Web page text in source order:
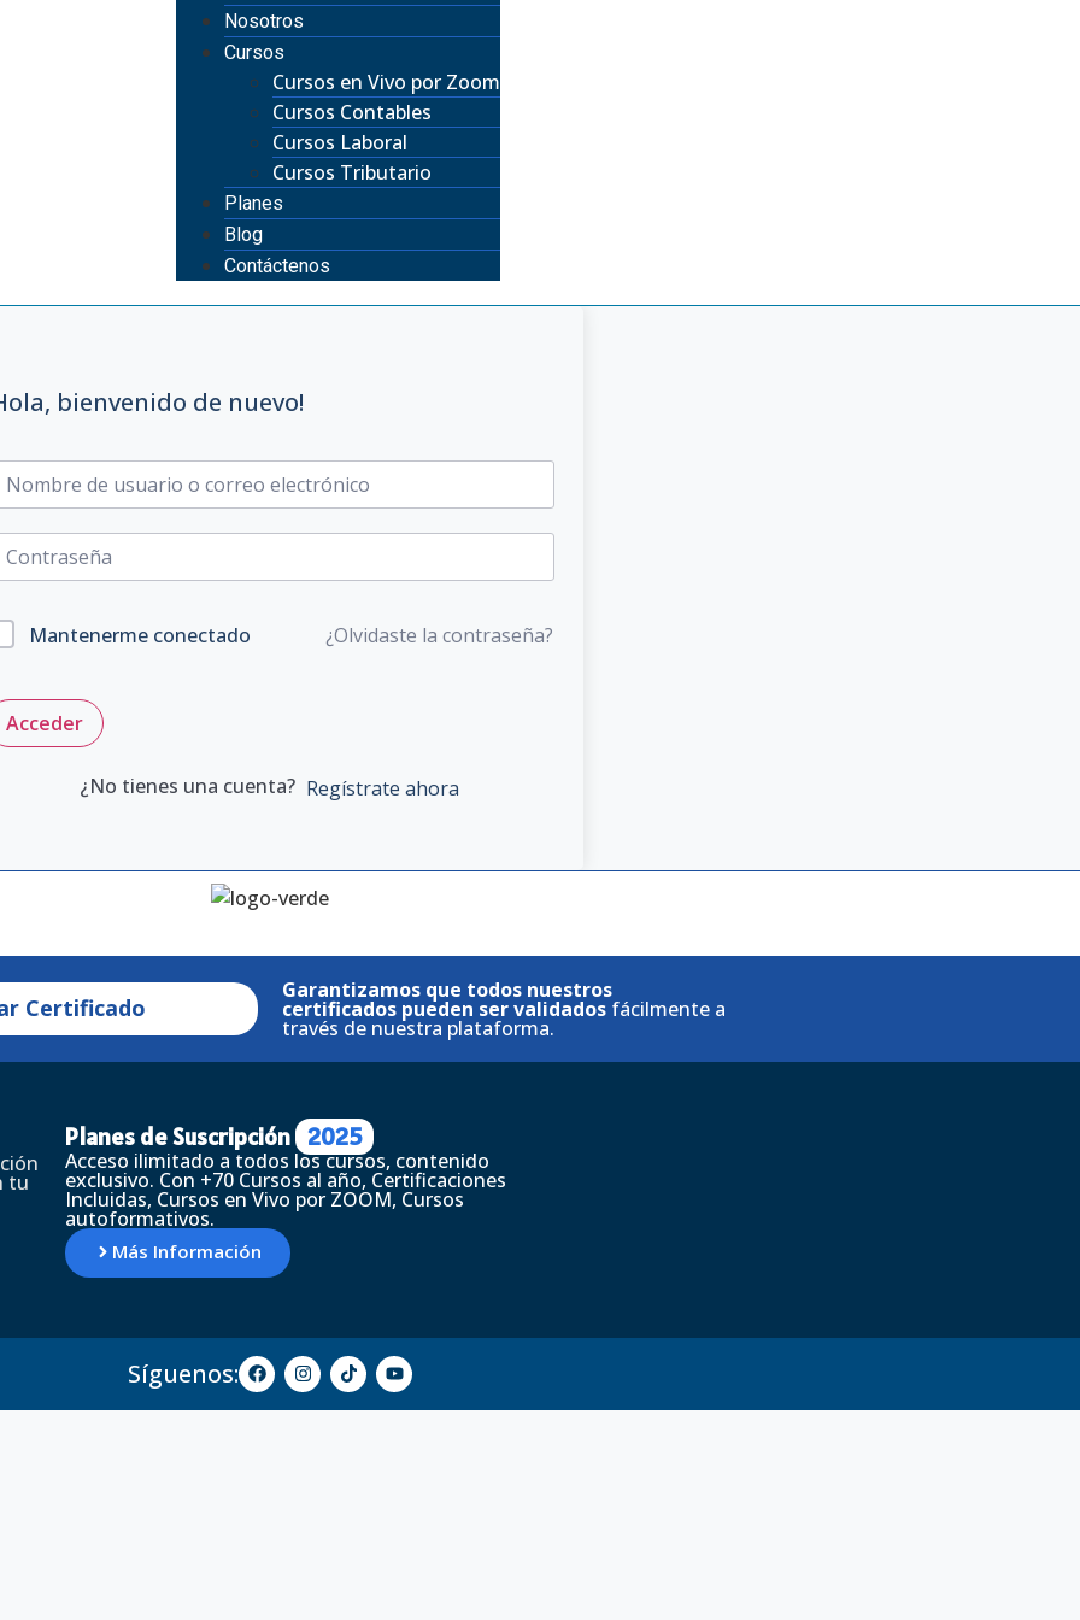
Nosotros
Cursos
Cursos en Vivo por Zoom
Cursos Contables
Cursos Laboral
Cursos Tributario
Planes
Blog
Contáctenos
bienvenido de nuevo!
Mantenerme conectado ¿Olvidaste la contraseña?
Acceder
¿No tienes una cuenta? Regístrate ahora
Certificado
Garantizamos que todos nuestros
certificados pueden ser validados fácilmente a
través de nuestra plataforma.
tu
Planes de Suscripción 2025
Acceso ilimitado a todos los cursos, contenido
exclusivo. Con +70 Cursos al año, Certificaciones
Incluidas, Cursos en Vivo por ZOOM, Cursos
autoformativos.
Más Información
Síguenos: